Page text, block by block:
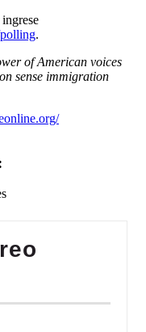
.
of American voices
sense immigration